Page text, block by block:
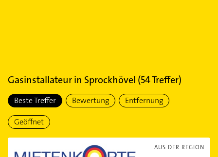
Gasinstallateurin Sprockhövel (54Treffer)
Beste Treffer Bewertung Entfernung
Geöffnet
AUS DER REGION